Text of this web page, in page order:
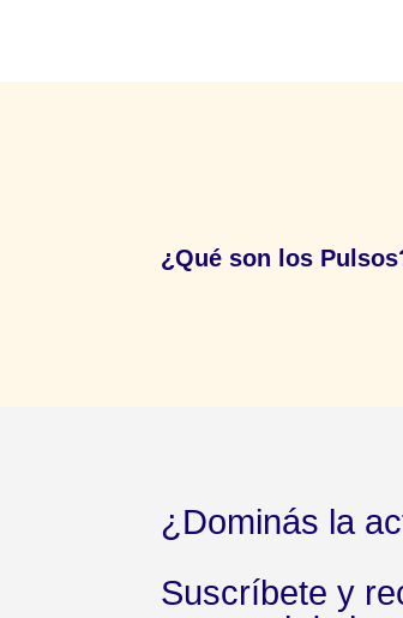
¿Qué son los
¿Dominás la
Suscríbete y